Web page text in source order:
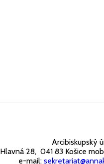
Arcibiskupský
Hlavná 28, 041 83 Košice
e-mail: